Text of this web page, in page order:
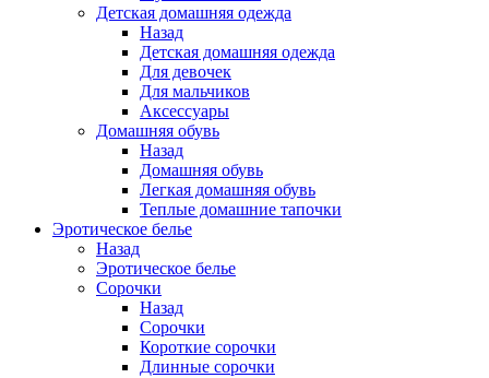
Детская домашняя одежда
Назад
Детская домашняя одежда
Для девочек
Для мальчиков
Аксессуары
Домашняя обувь
Назад
Домашняя обувь
Легкая домашняя обувь
Теплые домашние тапочки
Эротическое белье
Назад
Эротическое белье
Сорочки
Назад
Сорочки
Короткие сорочки
Длинные сорочки